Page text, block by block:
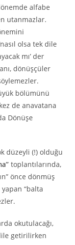
alfabe
utanmazlar.
olsa tek dile
mı’ der
dönüşçüler
bölümünü
de anavatana
Dönüşe
düzeyli (!) olduğu
toplantılarında,
önce dönmüş
“balta
okutulacağı,
getirilirken